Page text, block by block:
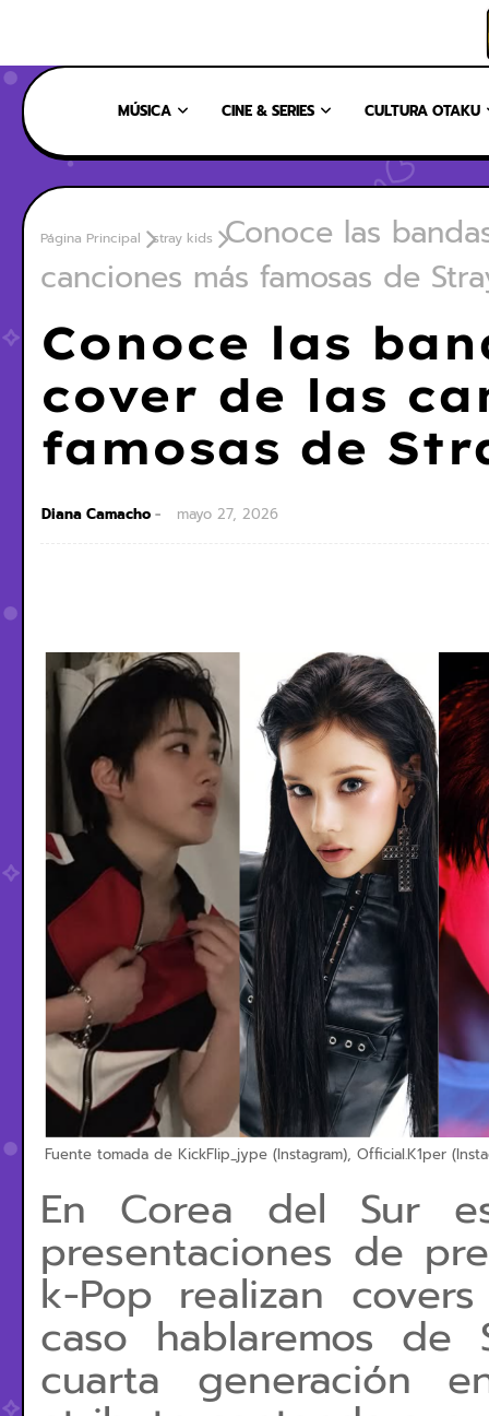
MÚSICA CINE & SERIES CULTURA OTAKU
Página Principal stray kids
Conoce las
canciones más famosas de
Conoce las
cover de las
famosas de
Diana Camacho mayo 27, 2026
Fuente tomada de KickFlip_jype (Instagram), Official.K1per
En Corea del Sur
presentaciones de
k-Pop realizan
caso hablaremos
cuarta generación